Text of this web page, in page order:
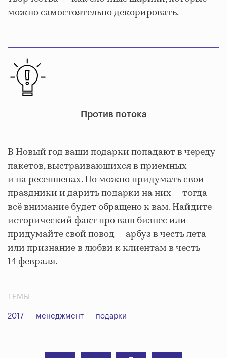
можно самостоятельно декорировать.
Против потока
В Новый год ваши подарки попадают в череду
пакетов, выстраивающихся в приемных
и на ресепшенах. Но можно придумать свои
праздники и дарить подарки на них — тогда
всё внимание будет обращено к вам. Найдите
исторический факт про ваш бизнес или
придумайте свой повод — арбуз в честь лета
или признание в любви к клиентам в честь
14 февраля.
ТЕМЫ
2017 менеджмент подарки